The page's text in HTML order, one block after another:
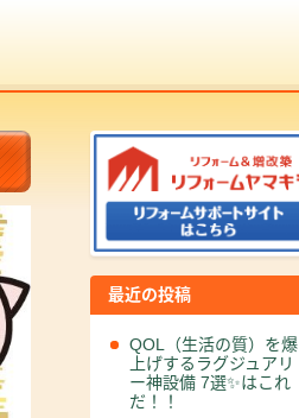
最近の投稿
QOL（生活の質）を爆
上げするラグジュアリ
ー神設備 7選✨はこれ
だ！！